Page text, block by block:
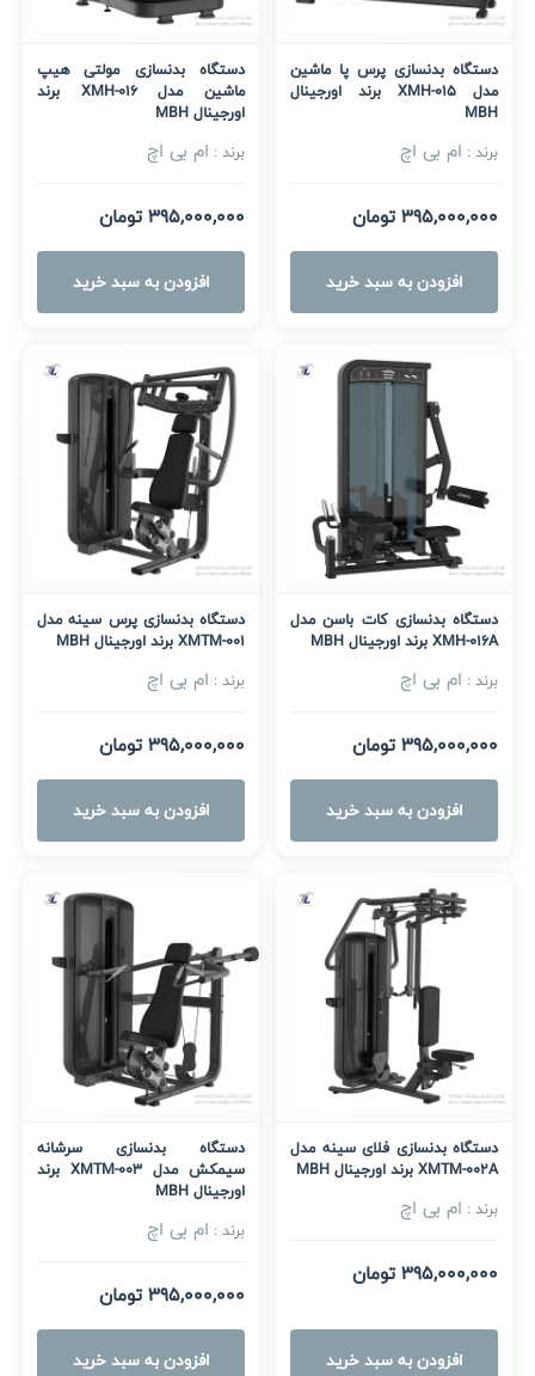
دستگاه بدنسازی پرس پا ماشین
مدل XMH-015 برند اورجینال
MBH
برند : ام بی اچ
395,000,000 تومان
افزودن به سبد خرید
دستگاه بدنسازی مولتی هیپ
ماشین مدل XMH-016 برند
اورجینال MBH
برند : ام بی اچ
395,000,000 تومان
افزودن به سبد خرید
دستگاه بدنسازی کات باسن مدل
XMH-016A برند اورجینال MBH
برند : ام بی اچ
395,000,000 تومان
افزودن به سبد خرید
دستگاه بدنسازی پرس سینه مدل
XMTM-001 برند اورجینال MBH
برند : ام بی اچ
395,000,000 تومان
افزودن به سبد خرید
دستگاه بدنسازی فلای سینه مدل
XMTM-002A برند اورجینال MBH
برند : ام بی اچ
395,000,000 تومان
افزودن به سبد خرید
دستگاه بدنسازی سرشانه
سیمکش مدل XMTM-003 برند
اورجینال MBH
برند : ام بی اچ
395,000,000 تومان
افزودن به سبد خرید